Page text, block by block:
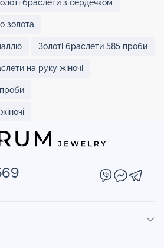
браслети з сердечком
золота
Золоті браслети 585 проби
на руку жіночі